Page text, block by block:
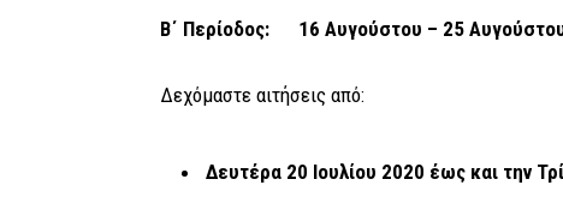
Β΄ Περίοδος: 16 Αυγούστου – 25
Δεχόμαστε αιτήσεις από:
Δευτέρα 20 Ιουλίου 2020 έως και την